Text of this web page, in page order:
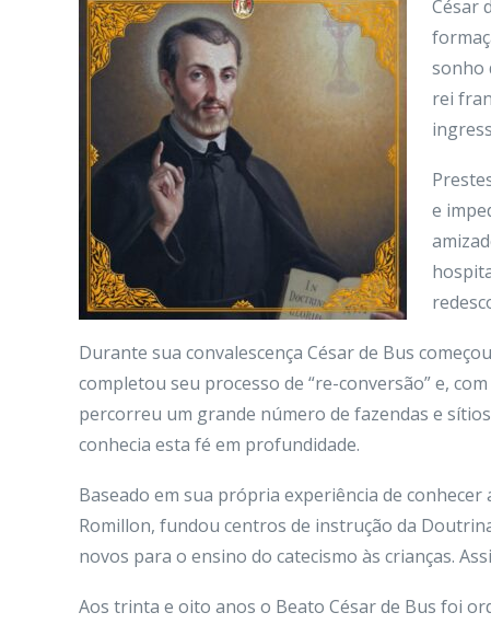
César
sonho
rei
e
Durante sua convalescença César de Bus
completou seu processo de “re-conversão” e,
percorreu um grande número de fazendas e
conhecia esta fé em profundidade.
Baseado em sua própria experiência de
Romillon, fundou centros de instrução da
novos para o ensino do catecismo às crianças.
Aos trinta e oito anos o Beato César de Bus foi